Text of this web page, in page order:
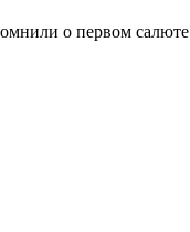
о первом салюте